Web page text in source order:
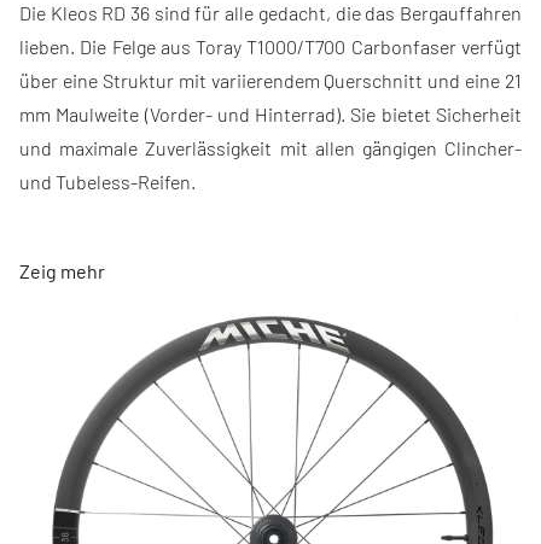
Die Kleos RD 36 sind für alle gedacht, die das Bergauffahren
lieben. Die Felge aus Toray T1000/T700 Carbonfaser verfügt
über eine Struktur mit variierendem Querschnitt und eine 21
mm Maulweite (Vorder- und Hinterrad). Sie bietet Sicherheit
und maximale Zuverlässigkeit mit allen gängigen Clincher-
und Tubeless-Reifen.
Technologie (Racing Replica Ceramic) wieder ein. In
Zusammenarbeit mit Ceramic Speed entwickelte Miche
Keramiklager mit beidseitigen Deckscheiben. Jeder
Parameter – vom Schmiermittel über die Abschirmungen bis
zur Toleranzklasse der Laufbahnen und Kugeln – wurde
analysiert, um die bestmögliche Leichtgängigkeit und
Lebensdauer zu erreichen. Die Einstellringe an Vorder- und
Hinterradnabe ermöglichen jederzeit eine Feineinstellung
Zeig mehr